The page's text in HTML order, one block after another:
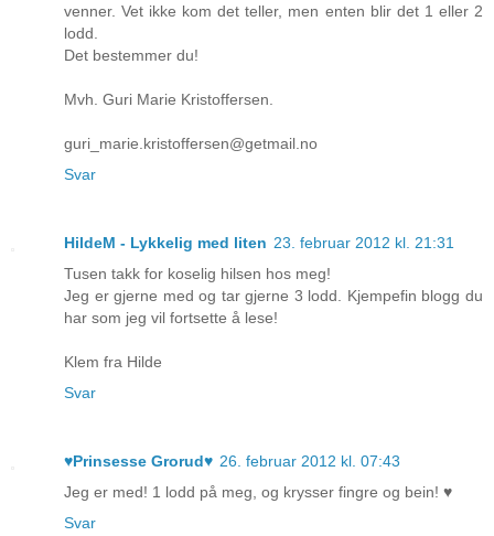
venner. Vet ikke kom det teller, men enten blir det 1 eller 2
lodd.
Det bestemmer du!
Mvh. Guri Marie Kristoffersen.
guri_marie.kristoffersen@getmail.no
Svar
HildeM - Lykkelig med liten 23. februar 2012 kl. 21:31
Tusen takk for koselig hilsen hos meg!
Jeg er gjerne med og tar gjerne 3 lodd. Kjempefin blogg du
har som jeg vil fortsette å lese!
Klem fra Hilde
Svar
♥Prinsesse Grorud♥ 26. februar 2012 kl. 07:43
Jeg er med! 1 lodd på meg, og krysser fingre og bein! ♥
Svar